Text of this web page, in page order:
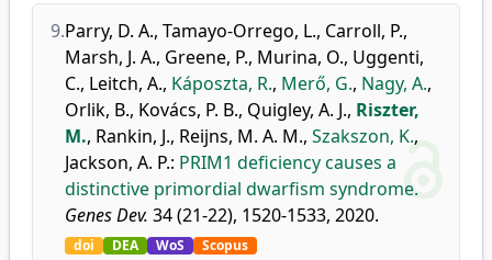
9.Parry, D. A., Tamayo-Orrego, L., Carroll, P.,
Marsh, J. A., Greene, P., Murina, O., Uggenti,
C., Leitch, A., Káposzta, R., Merő, G., Nagy, A.,
Orlik, B., Kovács, P. B., Quigley, A. J., Riszter,
M., Rankin, J., Reijns, M. A. M., Szakszon, K.,
Jackson, A. P.: PRIM1 deficiency causes a
distinctive primordial dwarfism syndrome.
Genes Dev. 34 (21-22), 1520-1533, 2020.
doi DEA WoS Scopus